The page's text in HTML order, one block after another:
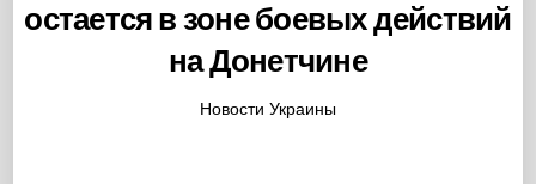
остается в зоне боевых действий
на Донетчине
Новости Украины